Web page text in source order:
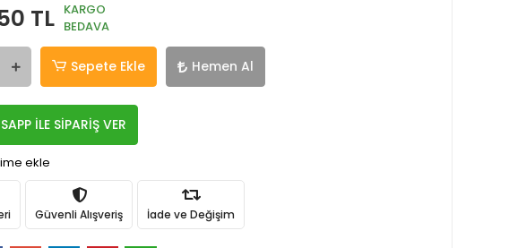
TL KARGO
BEDAVA
Sepete Ekle Hemen Al
İLE SİPARİŞ VER
ekle
Güvenli Alışveriş İade ve Değişim